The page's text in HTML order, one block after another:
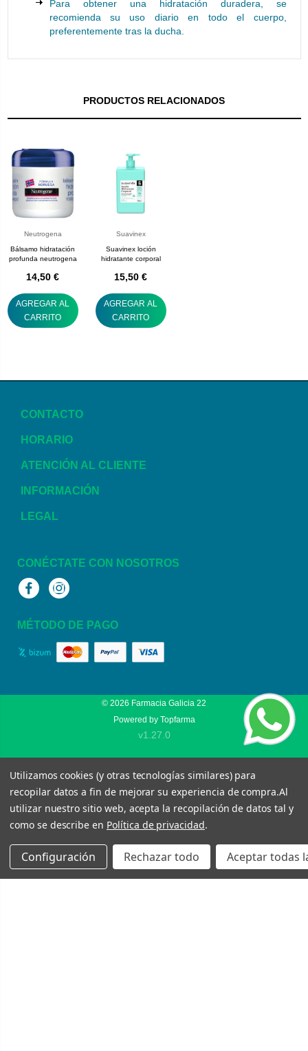
Para obtener una hidratación duradera, se
recomienda su uso diario en todo el cuerpo,
preferentemente tras la ducha.
PRODUCTOS RELACIONADOS
Neutrogena
Bálsamo hidratación
profunda neutrogena
14,50 €
AGREGAR AL
CARRITO
Suavinex
Suavinex loción
hidratante corporal
15,50 €
AGREGAR AL
CARRITO
CONTACTO
HORARIO
ATENCIÓN AL CLIENTE
INFORMACIÓN
LEGAL
CONÉCTATE CON NOSOTROS
FacebookInstagram
MÉTODO DE PAGO
© 2026 Farmacia Galicia 22
Powered by Topfarma
v1.27.0
Utilizamos cookies (y otras tecnologías similares) para
recopilar datos a fin de mejorar su experiencia de compra.Al
utilizar nuestro sitio web, acepta la recopilación de datos tal y
como se describe en Política de privacidad.
Configuración Rechazar todo Aceptar todas